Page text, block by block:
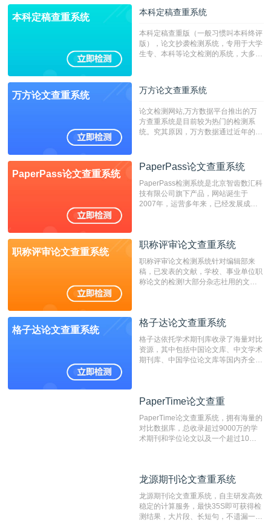
本科定稿查重系统 本科定稿查重系统
本科定稿查重版（一般习惯叫本科终评
版），论文抄袭检测系统，专用于大学
生专、本科等论文检测的系统，大多数
万方论文查重系统 万方论文查重系统
论文检测网站,万方数据平台推出的万
方查重系统是目前较为热门的检测系
统。究其原因，万方数据通过近年的发
检测系统，其真实性和权威性无可厚
非。其次，相对于知网而言，万方检测
费用少，上手容易，是学生初次论文查
重的推荐系统。
PaperPass论文查重系统
PaperPass论文查重系统
PaperPass检测系统是北京智齿数汇科
技有限公司旗下产品，网站诞生于
2007年，运营多年来，已经发展成为
检测速度快、精度高，市场反映良好。
职称评审论文查重系统
职称评审论文查重系统
职称评审论文检测系统针对编辑部来
稿，已发表的文献，学校、事业单位职
称论文的检测!大部分杂志社用的文献
编辑部检测来稿和已发表的文献,检测
测时注意填写第一作者,才能排除已发
表文献复制比。（限制字符数1万）
格子达论文查重系统
格子达论文查重系统
格子达依托学术期刊库收录了海量对比
资源，其中包括中国论文库、中文学术
期刊库、中国学位论文库等国内齐全的
系统，可检测中文、英文两种语言的论
PaperTime论文查重
PaperTime论文查重系统，拥有海量的
对比数据库，总收录超过9000万的学
术期刊和学位论文以及一个超过10亿
对，利用指纹索引快速而精准地在云检
有相似的片段，该项技术检测速度快、
准确率高，市场反映良好。
龙源期刊论文查重系统
龙源期刊论文查重系统，自主研发高效
稳定的计算服务，最快35S即可获得检
测结果，大片段、长短句，不遗漏一处